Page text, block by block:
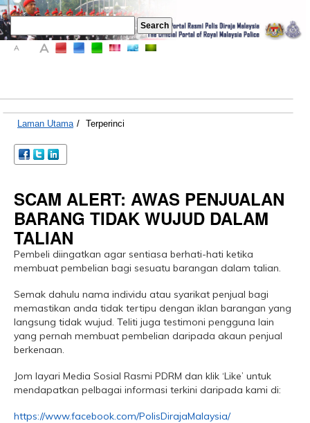
A A
Laman Utama / Terperinci
SCAM ALERT: AWAS PENJUALAN
BARANG TIDAK WUJUD DALAM
TALIAN
Pembeli diingatkan agar sentiasa berhati-hati ketika
membuat pembelian bagi sesuatu barangan dalam talian.
Semak dahulu nama individu atau syarikat penjual bagi
memastikan anda tidak tertipu dengan iklan barangan yang
langsung tidak wujud. Teliti juga testimoni pengguna lain
yang pernah membuat pembelian daripada akaun penjual
berkenaan.
Jom layari Media Sosial Rasmi PDRM dan klik ‘Like’ untuk
mendapatkan pelbagai informasi terkini daripada kami di:
https://www.facebook.com/PolisDirajaMalaysia/